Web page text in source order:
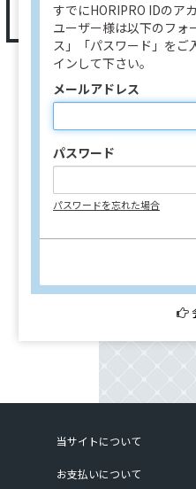
すでにHORIPRO IDのア
ユーザー様は以下のフォ
ス」「パスワード」をご
インして下さい。
メールアドレス
パスワード
パスワードを忘れた場合
当サイトについて
お支払いについて